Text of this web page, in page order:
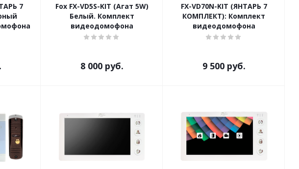
7
Fox FX-VD5S-KIT (Агат 5W)
Белый. Комплект
видеодомофона
8 000руб.
FX-VD70N-KIT (ЯНТАРЬ 7
КОМПЛЕКТ): Комплект
видеодомофона
9 500руб.